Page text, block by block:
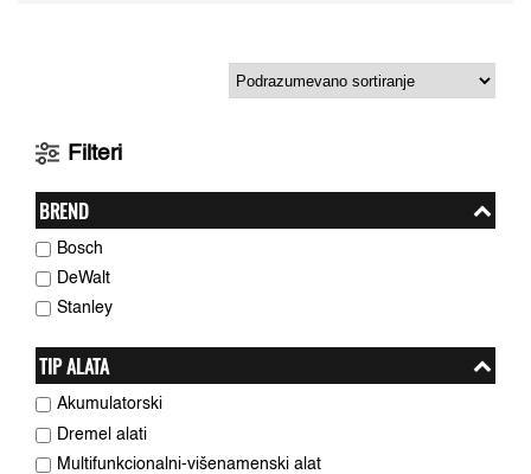
Filteri
BREND
Bosch
DeWalt
Stanley
TIP ALATA
Akumulatorski
Dremel alati
Multifunkcionalni-višenamenski alat